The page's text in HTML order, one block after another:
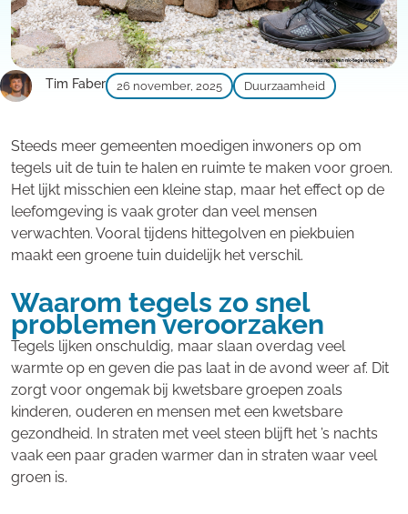
Tim Faber 26 november, 2025 Duurzaamheid
Steeds meer gemeenten moedigen inwoners op om
tegels uit de tuin te halen en ruimte te maken voor groen.
Het lijkt misschien een kleine stap, maar het effect op de
leefomgeving is vaak groter dan veel mensen
verwachten. Vooral tijdens hittegolven en piekbuien
maakt een groene tuin duidelijk het verschil.
Waarom tegels zo snel
problemen veroorzaken
Tegels lijken onschuldig, maar slaan overdag veel
warmte op en geven die pas laat in de avond weer af. Dit
zorgt voor ongemak bij kwetsbare groepen zoals
kinderen, ouderen en mensen met een kwetsbare
gezondheid. In straten met veel steen blijft het ’s nachts
vaak een paar graden warmer dan in straten waar veel
groen is.